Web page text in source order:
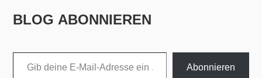
BLOG ABONNIEREN
Gib deine E-Mail-Adresse ein ...
Abonnieren